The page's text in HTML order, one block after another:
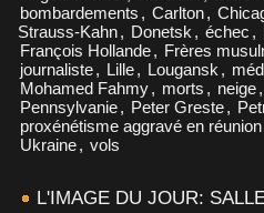
bombardements , Carlton,
Strauss-Kahn, Donetsk , échec ,
François Hollande, Frères
journaliste, Lille, Lougansk ,
Mohamed Fahmy, morts , neige,
Pennsylvanie, Peter Greste,
proxénétisme aggravé en réunion
Ukraine, vols
L'IMAGE DU JOUR: